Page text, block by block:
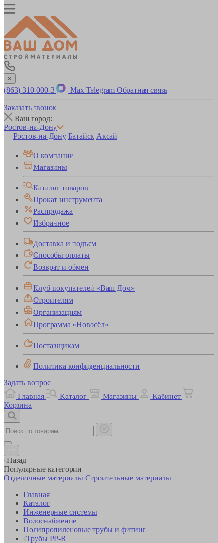
×
(863) 310-000-3 Max Telegram Обратная связь
Заказать звонок
Ваш город:
Ростов-на-Дону
Ростов-на-Дону Батайск Аксай
О компании
Магазины
Каталог товаров
Прокат инструмента
Распродажа
Избранное
Доставка и подъем
Способы оплаты
Возврат и обмен
Клуб покупателей «Ваш Дом»
Строителям
Организациям
Программа «Новосёл»
Поставщикам
Политика конфиденциальности
Задать вопрос
Главная
Каталог Магазины
Кабинет
Корзина
Назад
Популярные категории
Отделочные материалы Строительные материалы
Главная
Каталог
Инженерные системы
Водоснабжение
Полипропиленовые трубы и фитинг
Трубы PP-R